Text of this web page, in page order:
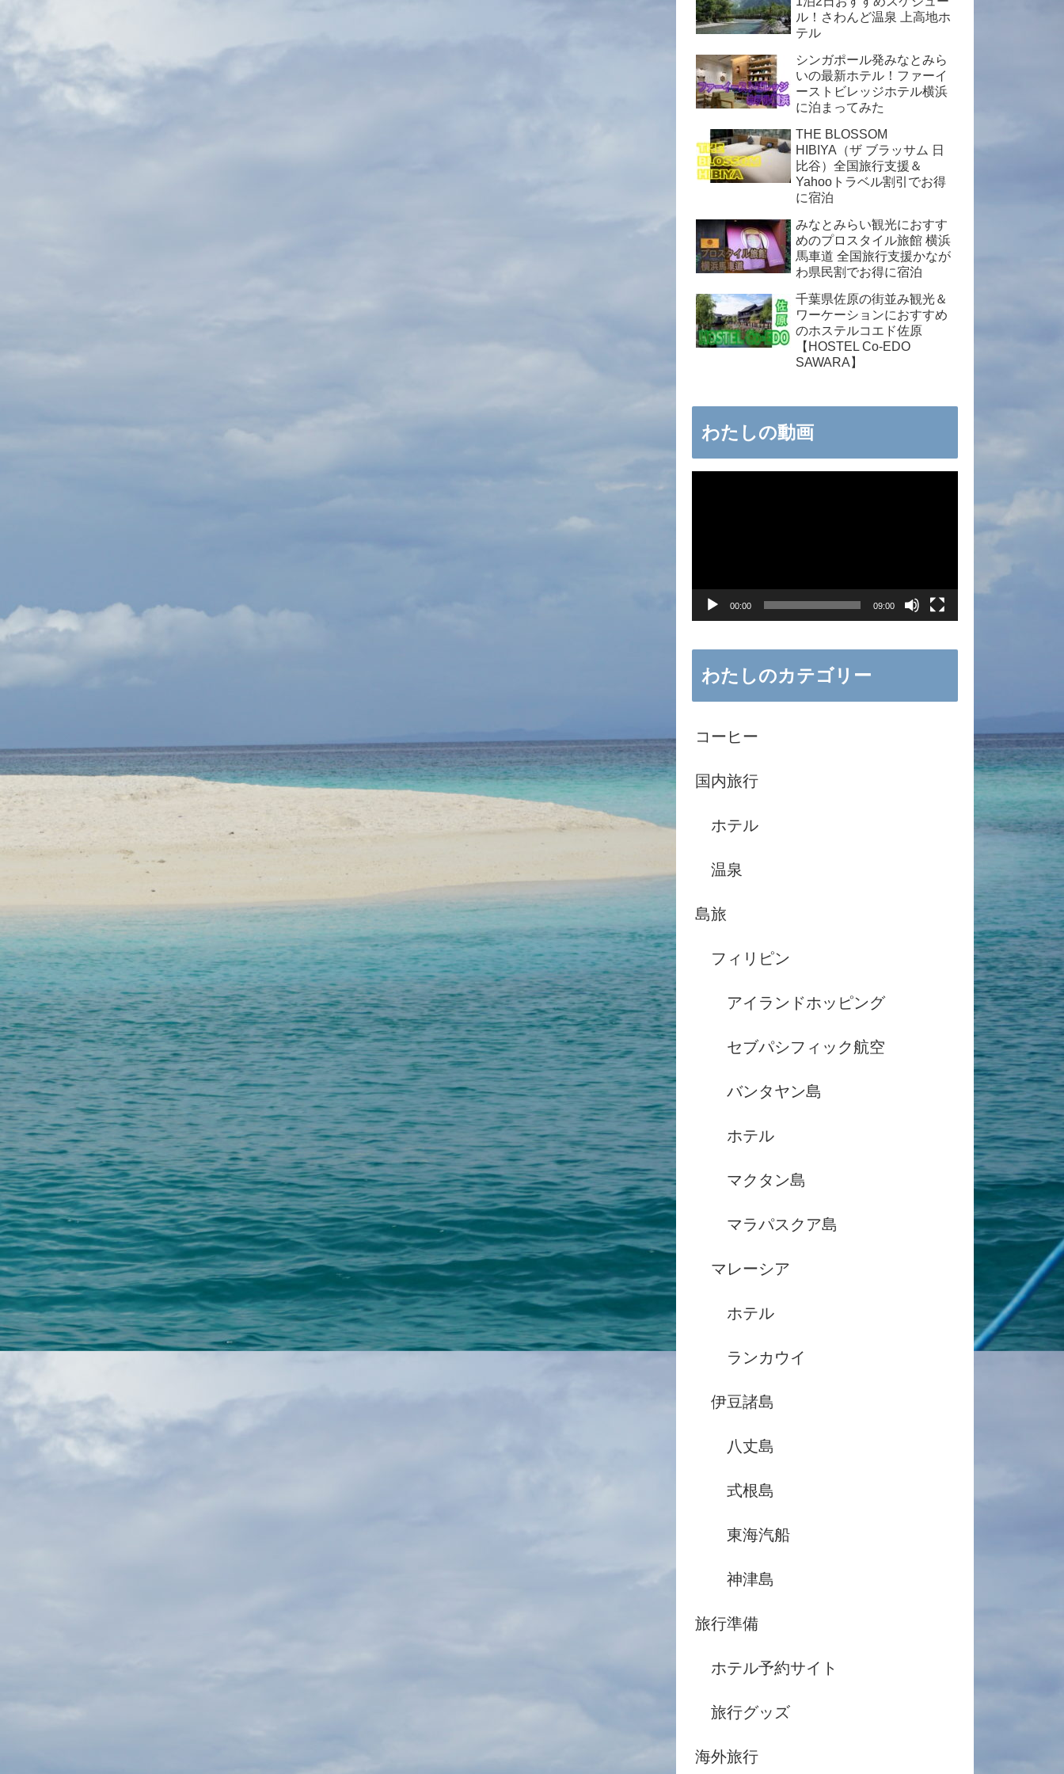
ル！さわんど温泉 上高地ホ
テル
シンガポール発みなとみら
いの最新ホテル！ファーイ
ーストビレッジホテル横浜
に泊まってみた
THE BLOSSOM
HIBIYA（ザ ブラッサム 日
比谷）全国旅行支援＆
Yahooトラベル割引でお得
に宿泊
みなとみらい観光におすす
めのプロスタイル旅館 横浜
馬車道 全国旅行支援かなが
わ県民割でお得に宿泊
千葉県佐原の街並み観光＆
ワーケーションにおすすめ
のホステルコエド佐原
【HOSTEL Co-EDO
SAWARA】
わたしの動画
ー
00:00 09:00
わたしのカテゴリー
コーヒー
国内旅行
ホテル
温泉
島旅
フィリピン
アイランドホッピング
セブパシフィック航空
バンタヤン島
ホテル
マクタン島
マラパスクア島
マレーシア
ホテル
ランカウイ
伊豆諸島
八丈島
式根島
東海汽船
神津島
旅行準備
ホテル予約サイト
旅行グッズ
海外旅行